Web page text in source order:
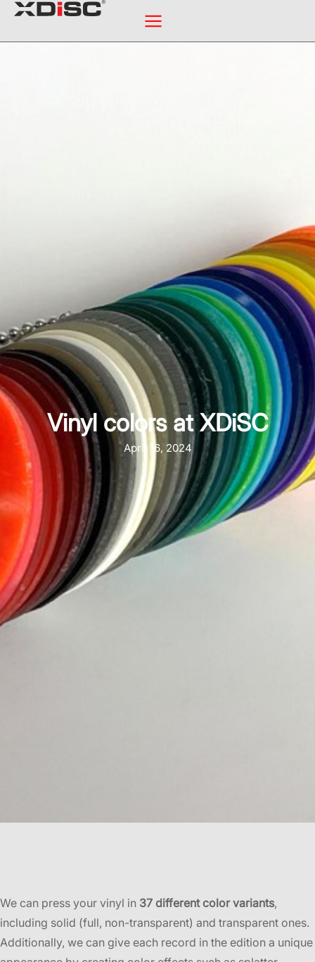
Vinyl colors at XDiSC
April 16, 2024
We can press your vinyl in 37 different color variants,
including solid (full, non-transparent) and transparent ones.
Additionally, we can give each record in the edition a unique